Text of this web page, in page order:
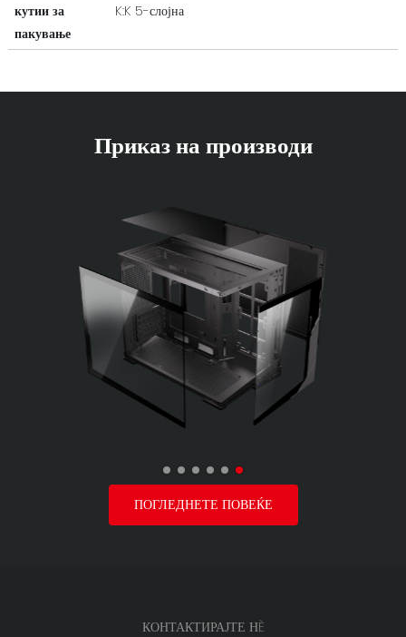
кутии за
пакување
K:K 5-слојна
Приказ на производи
ПОГЛЕДНЕТЕ ПОВЕЌЕ
КОНТАКТИРАЈТЕ НÈ